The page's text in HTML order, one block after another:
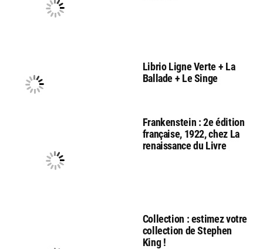
Librio Ligne Verte + La
Ballade + Le Singe
Frankenstein : 2e édition
française, 1922, chez La
renaissance du Livre
Collection : estimez votre
collection de Stephen
King !